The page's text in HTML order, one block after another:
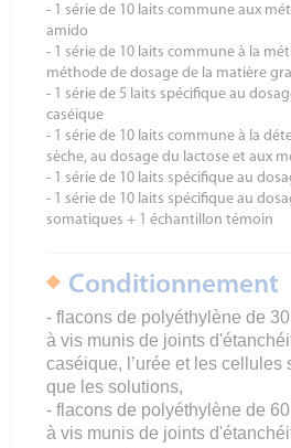
- 1 série de 10 laits commune aux
amido
- 1 série de 10 laits commune à la
méthode de dosage de la matière
- 1 série de 5 laits spécifique au
caséique
- 1 série de 10 laits commune à la
sèche, au dosage du lactose et aux
- 1 série de 10 laits spécifique au
- 1 série de 10 laits spécifique au
somatiques + 1 échantillon témoin
Conditionnement
- flacons de polyéthylène de
à vis munis de joints
caséique, l’urée et les cellules
que les solutions,
- flacons de polyéthylène de
à vis munis de joints